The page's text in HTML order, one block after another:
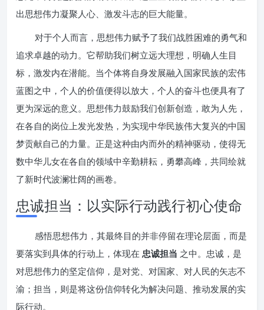
出思想伟力凝聚人心、激发斗志的巨大能量。
对于个人而言，思想伟力赋予了我们战胜困难的勇气和
追求卓越的动力。它帮助我们树立远大理想，明确人生目
标，激发内在潜能。当个体将自身发展融入国家民族的宏伟
蓝图之中，个人的价值便得以放大，个人的奋斗也便具有了
更为深远的意义。思想伟力鼓励我们创新创造，敢为人先，
在各自的岗位上发光发热，为实现中华民族伟大复兴的中国
梦贡献自己的力量。正是这种由内而外的精神驱动，使得无
数中华儿女在各自的领域中辛勤耕耘，勇攀高峰，共同绘就
了新时代波澜壮阔的画卷。
忠诚担当：以实际行动践行初心使命
感悟思想伟力，其最终目的并非停留在理论层面，而是
要落实到具体的行动上，体现在 忠诚担当 之中。忠诚，是
对思想伟力的坚定信仰，是对党、对国家、对人民的矢志不
渝；担当，则是将这份信仰转化为解决问题、推动发展的实
际行动。